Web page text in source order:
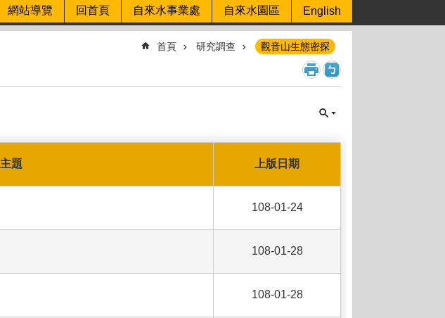
網站導覽 回首頁 自來水事業處 自來水園區 English
首頁 研究調查 觀音山生態密探
主題 上版日期
108-01-24
108-01-28
108-01-28